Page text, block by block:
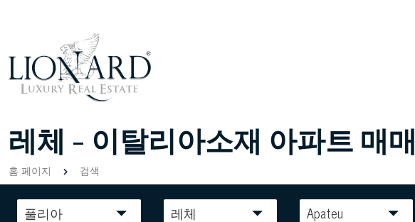
레체 - 이탈리아소재 아파트 매매
홈 페이지 검색
풀리아 레체 Apateu